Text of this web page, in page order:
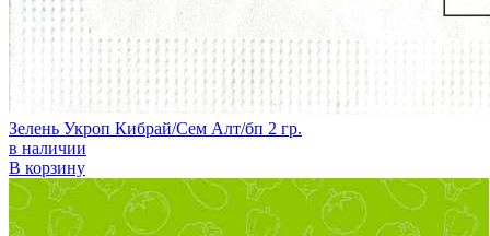
Зелень Укроп Кибрай/Сем Алт/бп 2 гр.
в наличии
В корзину